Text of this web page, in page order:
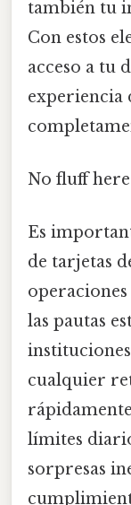
también tu
Con estos
acceso a tu
experiencia
No fluff
Es
de tarjetas
las pautas
cualquier
límites
sorpresas